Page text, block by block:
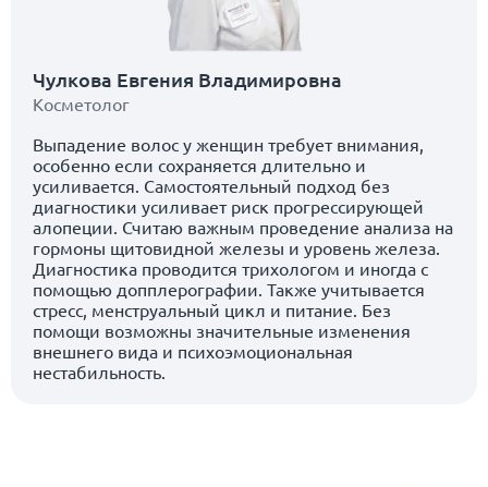
Чулкова Евгения Владимировна
Косметолог
Выпадение волос у женщин требует внимания,
особенно если сохраняется длительно и
усиливается. Самостоятельный подход без
диагностики усиливает риск прогрессирующей
алопеции. Считаю важным проведение анализа на
гормоны щитовидной железы и уровень железа.
Диагностика проводится трихологом и иногда с
помощью допплерографии. Также учитывается
стресс, менструальный цикл и питание. Без
помощи возможны значительные изменения
внешнего вида и психоэмоциональная
нестабильность.